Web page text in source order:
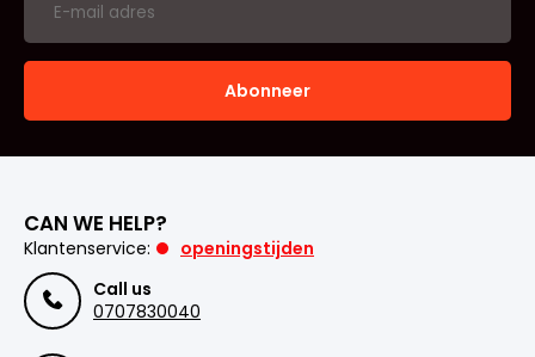
Abonneer
CAN WE HELP?
Klantenservice:
openingstijden
Call us
0707830040